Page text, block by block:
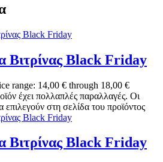
Βιτρίνας Black Friday
range: 14,00 € through 18,00 €
έχει πολλαπλές παραλλαγές. Οι
επιλεγούν στη σελίδα του προϊόντος
Βιτρίνας Black Friday